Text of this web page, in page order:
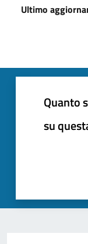
Ultimo
Quanto
su